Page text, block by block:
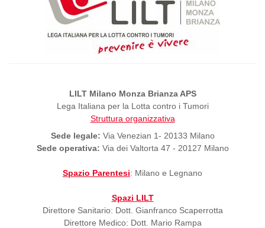
LILT Milano Monza Brianza APS
Lega Italiana per la Lotta contro i Tumori
Struttura organizzativa
Sede legale: Via Venezian 1- 20133 Milano
Sede operativa: Via dei Valtorta 47 - 20127 Milano
Spazio Parentesi: Milano e Legnano
Spazi LILT
Direttore Sanitario: Dott. Gianfranco Scaperrotta
Direttore Medico: Dott. Mario Rampa